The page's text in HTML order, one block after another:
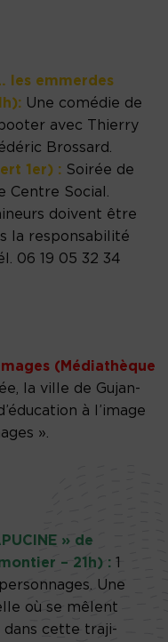
les emmerdes
Une comédie de
avec Thierry
Brossard.
1er) : Soirée de
Centre Social.
doivent être
la responsabilité
06 19 05 32 34
(Médiathèque
la ville de Gujan-
à l’image
».
» de
– 21h) : 1
Une
où se mêlent
cette traji-